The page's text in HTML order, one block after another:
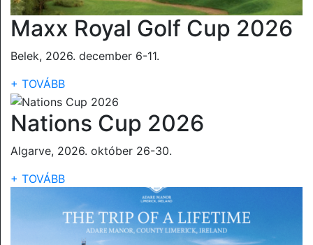
Maxx Royal Golf Cup 2026
Belek, 2026. december 6-11.
+ TOVÁBB
Nations Cup 2026
Algarve, 2026. október 26-30.
+ TOVÁBB